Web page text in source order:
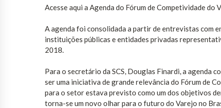
Acesse aqui a Agenda do Fórum de Competividade do
A agenda foi consolidada a partir de entrevistas com
instituições públicas e entidades privadas
2018.
Para o secretário da SCS, Douglas Finardi, a agenda
ser uma iniciativa de grande relevância do Fórum de
para o setor estava previsto como um dos objetivos
torna-se um novo olhar para o futuro do Varejo no